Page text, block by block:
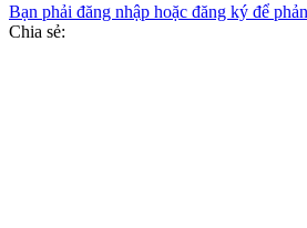
Bạn phải đăng nhập hoặc đăng ký để
Chia sẻ: